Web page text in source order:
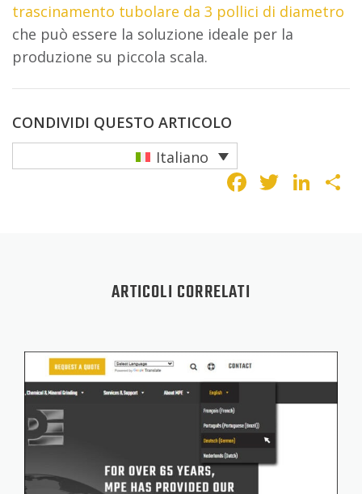
trascinamento tubolare da 3 pollici di diametro
che può essere la soluzione ideale per la
produzione su piccola scala.
CONDIVIDI QUESTO ARTICOLO
Italiano
ARTICOLI CORRELATI